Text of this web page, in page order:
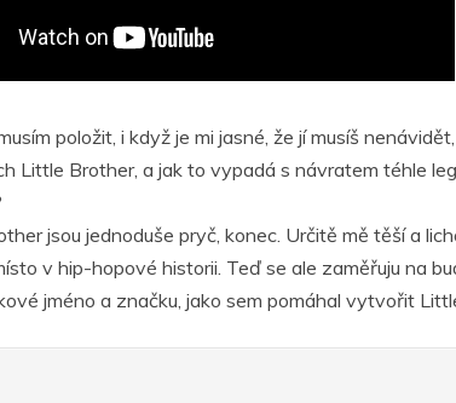
položit, i když je mi jasné, že jí musíš
Little Brother, a jak to vypadá s návratem téhle
jsou jednoduše pryč, konec. Určitě mě těší a
v hip-hopové historii. Teď se ale zaměřuju na
jméno a značku, jako sem pomáhal vytvořit